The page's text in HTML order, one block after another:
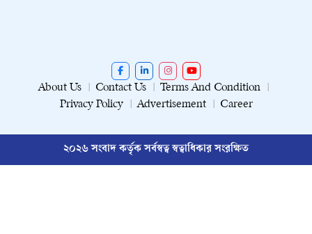
About Us Contact Us
Terms And Condition
Privacy Policy
Advertisement Career
২০২৬ সংবাদ কর্তৃক সর্বস্বত্ব স্বত্বাধিকার সংরক্ষিত